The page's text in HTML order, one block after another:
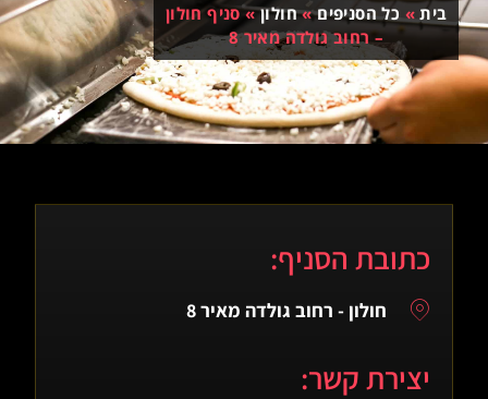
בית» כל הסניפים»חולון»סניף חולון
– רחוב גולדה מאיר 8
כתובת הסניף:
חולון - רחוב גולדה מאיר 8
יצירת קשר: